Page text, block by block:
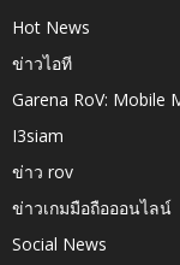
Hot News
ข่าวไอที
Garena RoV: Mobile
I3siam
ข่าว rov
ข่าวเกมมือถือออนไลน์
Social News